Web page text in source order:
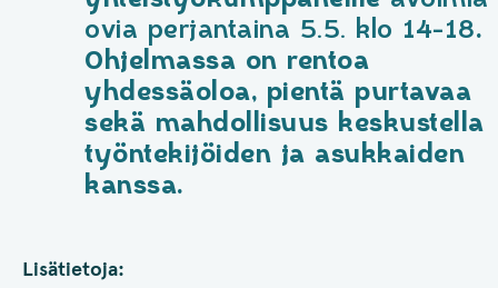
ovia perjantaina 5.5. klo 14-18.
Ohjelmassa on rentoa
yhdessäoloa, pientä purtavaa
sekä mahdollisuus keskustella
työntekijöiden ja asukkaiden
kanssa.
Lisätietoja: